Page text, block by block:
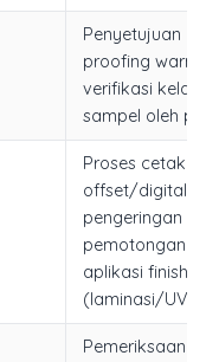
Penyetujuan
proofing
verifikasi
sampel oleh
Proses cetak
offset/digital,
pengeringan
pemotongan
aplikasi
(laminasi/UV).
Pemeriksaan